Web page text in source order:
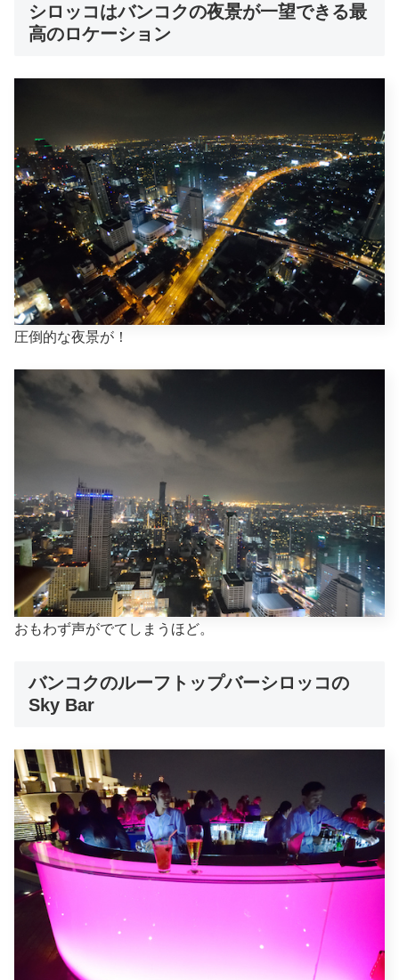
シロッコはバンコクの夜景が一望できる最
高のロケーション
圧倒的な夜景が！
おもわず声がでてしまうほど。
バンコクのルーフトップバーシロッコの
Sky Bar